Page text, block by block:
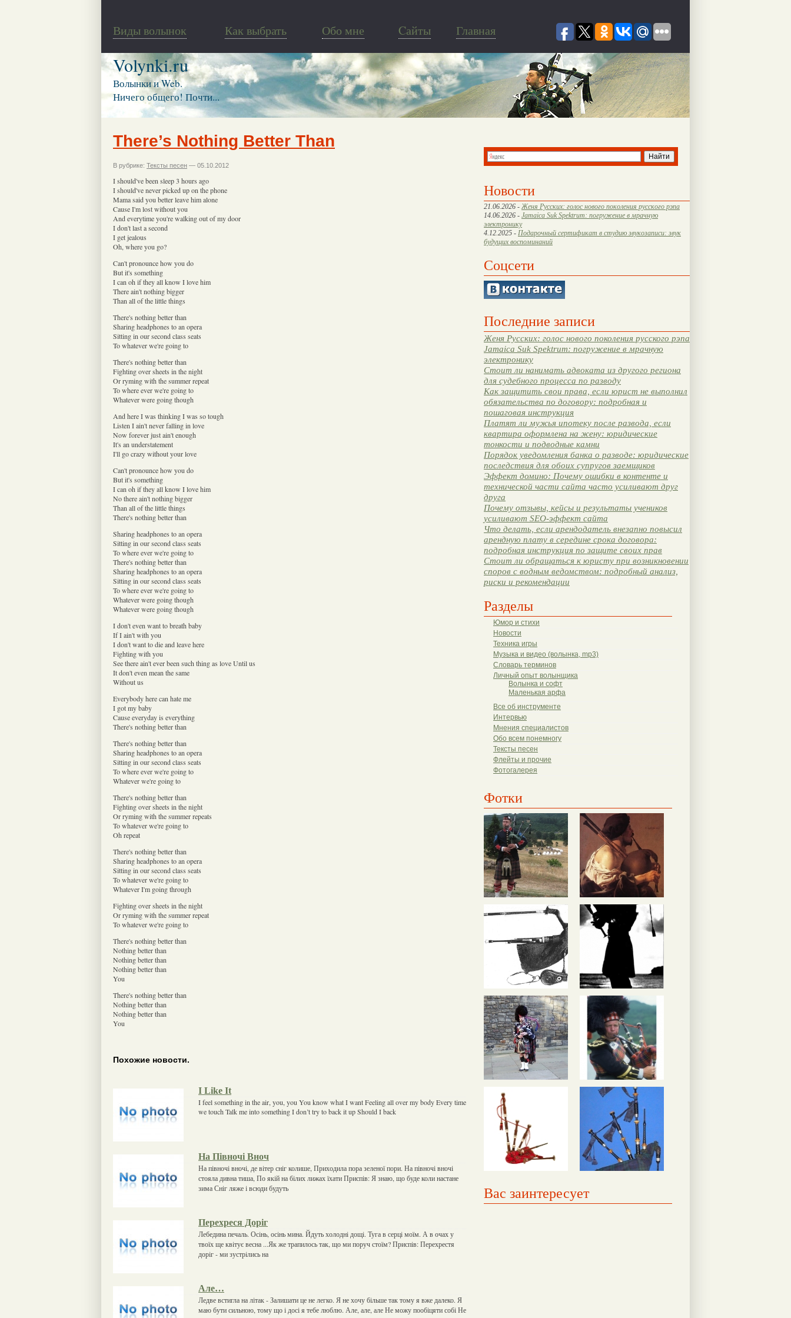
Виды волынок Как выбрать Обо мне Cайты Главная
Volynki.ru
Волынки и Web.
Ничего общего! Почти...
Новости
21.06.2026 - Женя Русских: голос нового поколения русского рэпа
14.06.2026 - Jamaica Suk Spektrum: погружение в мрачную
электронику
4.12.2025 - Подарочный сертификат в студию звукозаписи: звук
будущих воспоминаний
Соцсети
Последние записи
Женя Русских: голос нового поколения русского рэпа
Jamaica Suk Spektrum: погружение в мрачную
электронику
Стоит ли нанимать адвоката из другого региона
для судебного процесса по разводу
Как защитить свои права, если юрист не выполнил
обязательства по договору: подробная и
пошаговая инструкция
Платят ли мужья ипотеку после развода, если
квартира оформлена на жену: юридические
тонкости и подводные камни
Порядок уведомления банка о разводе: юридические
последствия для обоих супругов заемщиков
Эффект домино: Почему ошибки в контенте и
технической части сайта часто усиливают друг
друга
Почему отзывы, кейсы и результаты учеников
усиливают SEO-эффект сайта
Что делать, если арендодатель внезапно повысил
арендную плату в середине срока договора:
подробная инструкция по защите своих прав
Стоит ли обращаться к юристу при возникновении
споров с водным ведомством: подробный анализ,
риски и рекомендации
Разделы
Юмор и стихи
Новости
Техника игры
Музыка и видео (волынка, mp3)
Словарь терминов
Личный опыт волынщика
Волынка и софт
Маленькая арфа
Все об инструменте
Интервью
Мнения специалистов
Обо всем понемногу
Тексты песен
Флейты и прочие
Фотогалерея
Фотки
Вас заинтересует
There’s Nothing Better Than
В рубрике: Тексты песен — 05.10.2012
I should've been sleep 3 hours ago
I should've never picked up on the phone
Mama said you better leave him alone
Cause I'm lost without you
And everytime you're walking out of my door
I don't last a second
I get jealous
Oh, where you go?
Can't pronounce how you do
But it's something
I can oh if they all know I love him
There ain't nothing bigger
Than all of the little things
There's nothing better than
Sharing headphones to an opera
Sitting in our second class seats
To whatever we're going to
There's nothing better than
Fighting over sheets in the night
Or ryming with the summer repeat
To where ever we're going to
Whatever were going though
And here I was thinking I was so tough
Listen I ain't never falling in love
Now forever just ain't enough
It's an understatement
I'll go crazy without your love
Can't pronounce how you do
But it's something
I can oh if they all know I love him
No there ain't nothing bigger
Than all of the little things
There's nothing better than
Sharing headphones to an opera
Sitting in our second class seats
To where ever we're going to
There's nothing better than
Sharing headphones to an opera
Sitting in our second class seats
To where ever we're going to
Whatever were going though
Whatever were going though
I don't even want to breath baby
If I ain't with you
I don't want to die and leave here
Fighting with you
See there ain't ever been such thing as love Until us
It don't even mean the same
Without us
Everybody here can hate me
I got my baby
Cause everyday is everything
There's nothing better than
There's nothing better than
Sharing headphones to an opera
Sitting in our second class seats
To where ever we're going to
Whatever we're going to
There's nothing better than
Fighting over sheets in the night
Or ryming with the summer repeats
To whatever we're going to
Oh repeat
There's nothing better than
Sharing headphones to an opera
Sitting in our second class seats
To whatever we're going to
Whatever I'm going through
Fighting over sheets in the night
Or ryming with the summer repeat
To whatever we're going to
There's nothing better than
Nothing better than
Nothing better than
Nothing better than
You
There's nothing better than
Nothing better than
Nothing better than
You
Похожие новости.
I Like It
I feel something in the air, you, you You know what I want Feeling all over my body Every time
we touch Talk me into something I don’t try to back it up Should I back
На Півночі Вноч
На півночі вночі, де вітер сніг колише, Приходила пора зеленої пори. На півночі вночі
стояла дивна тиша, По якій на білих лижах їхати Приспів: Я знаю, що буде коли настане
зима Сніг ляже і всюди будуть
Перехреся Доріг
Лебедина печаль. Осiнь, осiнь мина. Йдуть холоднi дощi. Туга в серцi моїм. А в очах у
твоїх ще квiтує весна ...Як же трапилось так, що ми поруч стоїм? Приспiв: Перехрестя
дорiг - ми зустрiлись на
Але…
Ледве встигла на літак - Залишати це не легко. Я не хочу більше так тому я вже далеко. Я
маю бути сильною, тому що і досі я тебе люблю. Але, але, але Не можу пообіцяти собі Не